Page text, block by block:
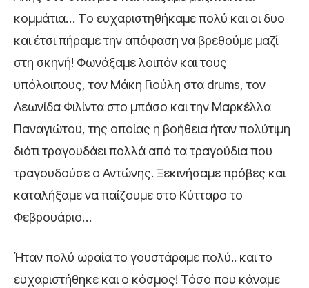
κομμάτια… Tο ευχαριστηθήκαμε πολύ και οι δυο
και έτσι πήραμε την απόφαση να βρεθούμε μαζί
στη σκηνή! Φωνάξαμε λοιπόν και τους
υπόλοιπους, τον Μάκη Γιούλη στα drums, τον
Λεωνίδα Φιλίντα στο μπάσο και την Μαρκέλλα
Παναγιώτου, της οποίας η βοήθεια ήταν πολύτιμη
διότι τραγουδάει πολλά από τα τραγούδια που
τραγουδούσε ο Αντώνης. Ξεκινήσαμε πρόβες και
καταλήξαμε να παίζουμε στο Κύτταρο το
Φεβρουάριο…
Ήταν πολύ ωραία το γουστάραμε πολύ.. και το
ευχαριστήθηκε και ο κόσμος! Τόσο που κάναμε